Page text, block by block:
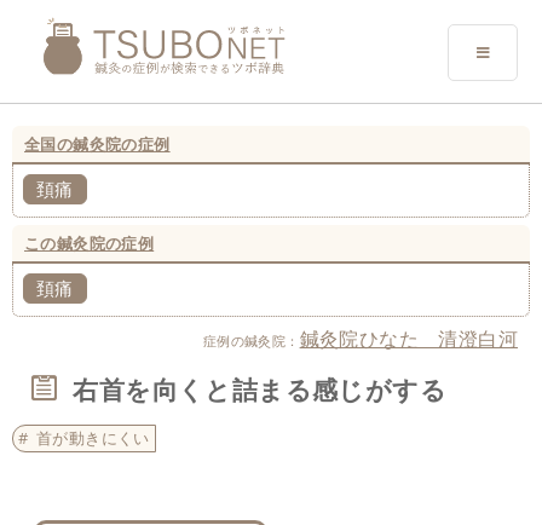
全国の鍼灸院の症例
頚痛
この鍼灸院の症例
頚痛
症例の鍼灸院： 鍼灸院ひなた 清澄白河
右首を向くと詰まる感じがする
首が動きにくい